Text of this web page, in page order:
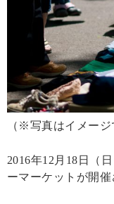
（※写真はイメージ
2016年12月18日（
ーマーケットが開催